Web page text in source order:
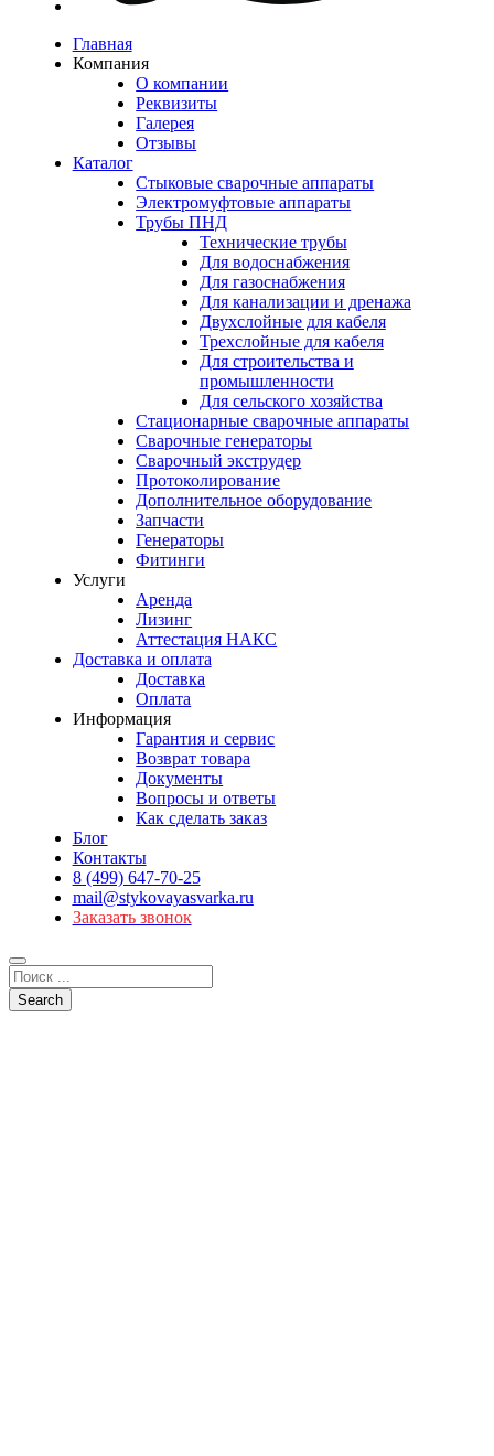
Главная
Компания
О компании
Реквизиты
Галерея
Отзывы
Каталог
Стыковые сварочные аппараты
Электромуфтовые аппараты
Трубы ПНД
Технические трубы
Для водоснабжения
Для газоснабжения
Для канализации и дренажа
Двухслойные для кабеля
Трехслойные для кабеля
Для строительства и
промышленности
Для сельского хозяйства
Стационарные сварочные аппараты
Сварочные генераторы
Сварочный экструдер
Протоколирование
Дополнительное оборудование
Запчасти
Генераторы
Фитинги
Услуги
Аренда
Лизинг
Аттестация НАКС
Доставка и оплата
Доставка
Оплата
Информация
Гарантия и сервис
Возврат товара
Документы
Вопросы и ответы
Как сделать заказ
Блог
Контакты
8 (499) 647-70-25
mail@stykovayasvarka.ru
Заказать звонок